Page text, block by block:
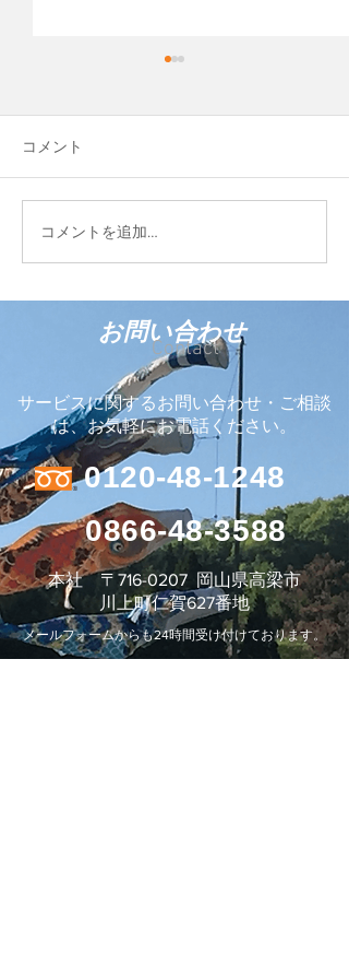
FIELD STYLE TOKYO
2026に参加しています
コメント
コメントを追加…
お問い合わせ
Contact
サービスに関するお問い合わせ・ご相談
は、お気軽にお電話ください。
0120-48-1248
0866-48-3588
本社 〒716-0207 岡山県高梁市
川上町仁賀627番地
メールフォームからも24時間受け付けております。